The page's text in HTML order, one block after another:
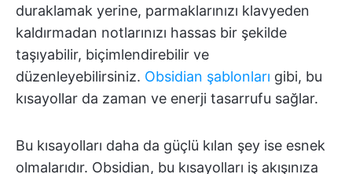
duraklamak yerine, parmaklarınızı klavyeden
kaldırmadan notlarınızı hassas bir şekilde
taşıyabilir, biçimlendirebilir ve
düzenleyebilirsiniz. Obsidian şablonları gibi, bu
kısayollar da zaman ve enerji tasarrufu sağlar.
Bu kısayolları daha da güçlü kılan şey ise esnek
olmalarıdır. Obsidian, bu kısayolları iş akışınıza